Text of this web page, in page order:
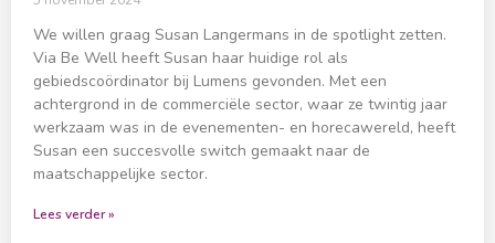
We willen graag Susan Langermans in de spotlight zetten.
Via Be Well heeft Susan haar huidige rol als
gebiedscoördinator bij Lumens gevonden. Met een
achtergrond in de commerciële sector, waar ze twintig jaar
werkzaam was in de evenementen- en horecawereld, heeft
Susan een succesvolle switch gemaakt naar de
maatschappelijke sector.
Lees verder »